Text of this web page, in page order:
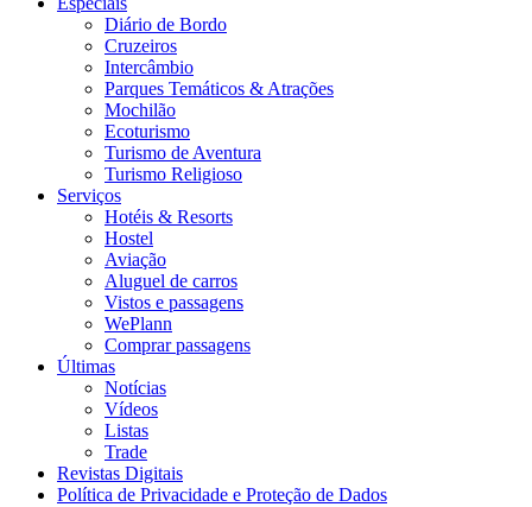
Diário de Bordo
Cruzeiros
Intercâmbio
Parques Temáticos & Atrações
Mochilão
Ecoturismo
Turismo de Aventura
Turismo Religioso
Serviços
Hotéis & Resorts
Hostel
Aviação
Aluguel de carros
Vistos e passagens
WePlann
Comprar passagens
Últimas
Notícias
Vídeos
Listas
Trade
Revistas Digitais
Política de Privacidade e Proteção de Dados